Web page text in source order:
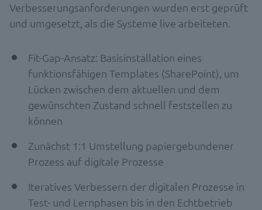
Verbesserungsanforderungen wurden erst geprüft
und umgesetzt, als die Systeme live arbeiteten.
Fit-Gap-Ansatz: Basisinstallation eines
funktionsfähigen Templates (SharePoint), um
Lücken zwischen dem aktuellen und dem
gewünschten Zustand schnell feststellen zu
können
Zunächst 1:1 Umstellung papiergebundener
Prozess auf digitale Prozesse
Iteratives Verbessern der digitalen Prozesse in
Test- und Lernphasen bis in den Echtbetrieb